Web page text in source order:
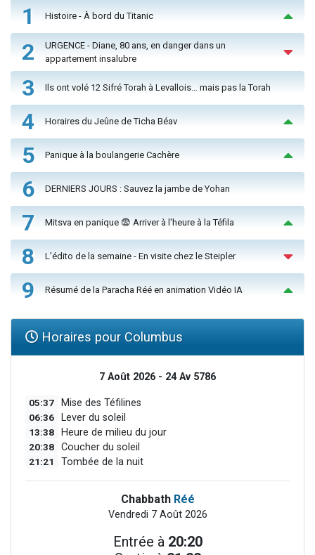
1 Histoire - À bord du Titanic
2
URGENCE - Diane, 80 ans, en danger dans un
appartement insalubre
3 Ils ont volé 12 Sifré Torah à Levallois… mais pas la Torah
4 Horaires du Jeûne de Ticha Béav
5 Panique à la boulangerie Cachère
6 DERNIERS JOURS : Sauvez la jambe de Yohan
7 Mitsva en panique 😨 Arriver à l'heure à la Téfila
8 L'édito de la semaine - En visite chez le Steipler
9 Résumé de la Paracha Réé en animation Vidéo IA
Horaires pour Columbus
7 Août 2026 - 24 Av 5786
05:37 Mise des Téfilines
06:36 Lever du soleil
13:38 Heure de milieu du jour
20:38 Coucher du soleil
21:21 Tombée de la nuit
Chabbath Réé
Vendredi 7 Août 2026
Entrée à 20:20